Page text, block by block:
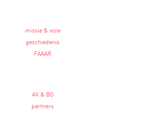
missie & visie
geschiedenis
FAAAR
AV & BO
partners